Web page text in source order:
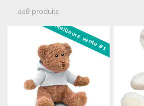
448 produits
Meilleure vente #1